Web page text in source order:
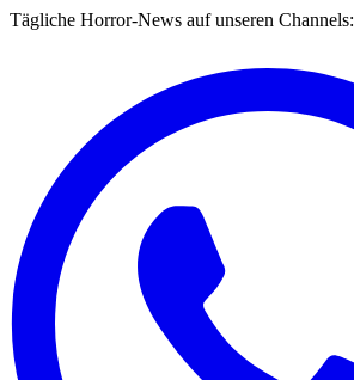
Tägliche Horror-News auf unseren Channels: